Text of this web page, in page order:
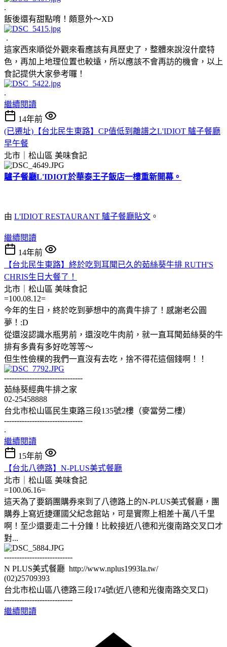
.
飯後還有甜點唷！頗意外～XD
.
這家西來順從外觀來看應該有具歷史了，整體來說沒什麼特
色，再加上地理位置也較遠，所以應該不會再訪的機會，以上
食記提供大家參考囉！
.
繼續閱讀
14年前
(已遷址)【台北民生東路】CP值低到離譜之L'IDIOT 驢子餐廳
早午餐
北市｜松山區 美味食記
驢子餐廳L'IDIOT於華泰王子飯店一樓重新開幕。
由 L'IDIOT RESTAURANT 驢子餐廳貼文 。
繼續閱讀
14年前
【台北民生東路】終於吃到耳聞已久的茹絲葵牛排 RUTH'S
CHRIS生日大餐了！
北市｜松山區 美味食記
=100.08.12=
今年的生日，終於吃到夢想中的高貴牛排了！感謝老公圓
夢！:D
從還沒認識水瓶男前，還沒吃牛肉前，就一直耳聞茹絲葵的牛
排有多貴有多好吃等等～
但生性儉樸的我們一直沒有去吃，捨不得花這個錢啊！！
-------------------------------
茹絲葵經典牛排之家
02-25458888
台北市松山區民生東路三段135號2樓（麥當勞二樓）
-------------------------------
.
繼續閱讀
15年前
【台北八德路】N-PLUS美式餐廳
北市｜松山區 美味食記
=100.06.16=
這天為了要銷團購券來到了八德路上的N-PLUS美式餐廳，團
購券上寫近捷運國父紀念館站，可是實際上相差十萬八千里
啊！至少還要走二十分鐘！比較接近八德和光復南路交叉口才
對...
---------------------------
N PLUS美式餐廳 http://www.nplus1993la.tw/
(02)25709393
台北市松山區八德路三段174號(近八德和光復南路交叉口)
---------------------------
繼續閱讀